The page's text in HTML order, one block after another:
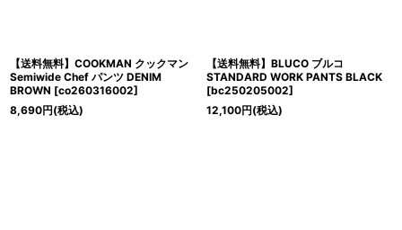
【送料無料】COOKMAN クックマン
Semiwide Chef パンツ DENIM
BROWN [co260316002]
8,690円(税込)
【送料無料】BLUCO ブルコ
STANDARD WORK PANTS BLACK
[bc250205002]
12,100円(税込)